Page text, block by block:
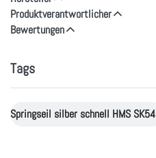
Produktverantwortlicher
Bewertungen
Tags
Springseil silber schnell HMS SK54